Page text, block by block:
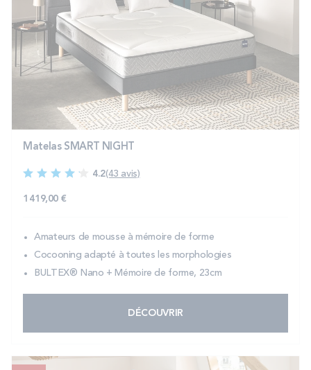
Matelas SMART NIGHT
4.2(43 avis)
1 419,00 €
Amateurs de mousse à mémoire de forme
Cocooning adapté à toutes les morphologies
BULTEX® Nano + Mémoire de forme, 23cm
DÉCOUVRIR